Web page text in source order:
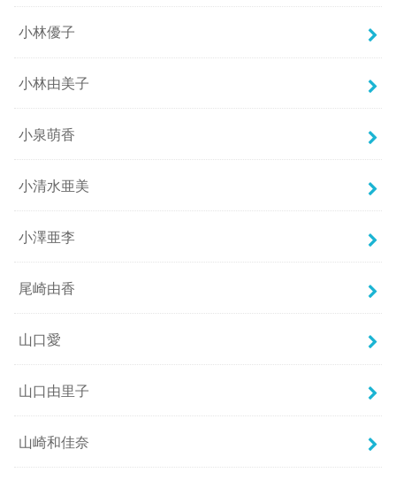
小林優子
小林由美子
小泉萌香
小清水亜美
小澤亜李
尾崎由香
山口愛
山口由里子
山崎和佳奈